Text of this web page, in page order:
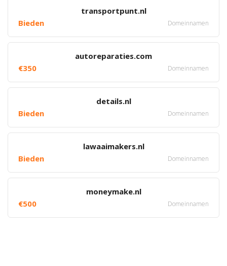
transportpunt.nl
Bieden
Domeinnamen
autoreparaties.com
€350
Domeinnamen
details.nl
Bieden
Domeinnamen
lawaaimakers.nl
Bieden
Domeinnamen
moneymake.nl
€500
Domeinnamen